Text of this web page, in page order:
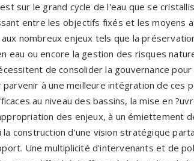
sur le grand cycle de l'eau que se
entre les objectifs fixés et les moyens
nombreux enjeux tels que la
eau ou encore la gestion des risques
de consolider la gouvernance
à une meilleure intégration de ces
au niveau des bassins, la mise en
des enjeux, à un émiettement
construction d'une vision stratégique
Une multiplicité d'intervenants et de